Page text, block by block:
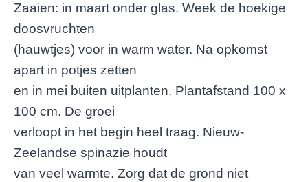
Zaaien: in maart onder glas. Week de hoekige
doosvruchten
(hauwtjes) voor in warm water. Na opkomst
apart in potjes zetten
en in mei buiten uitplanten. Plantafstand 100 x
100 cm. De groei
verloopt in het begin heel traag. Nieuw-
Zeelandse spinazie houdt
van veel warmte. Zorg dat de grond niet